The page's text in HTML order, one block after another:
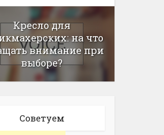
Кресло для
на что
внимание при
выборе?
Советуем